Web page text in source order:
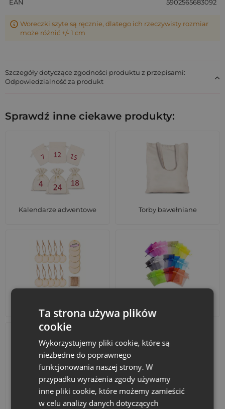
EAN
5902565683092
Woreczki szyte są ręcznie, dlatego ich rzeczywisty rozmiar
może różnić +/- 1 cm
Szczegóły dotyczące zgodności produktu z przepisami:
Odpowiedzialność za produkt
Sprawdź inne ciekawe produkty:
Kalendarze adwentowe Torby bawełniane
Dodaj nadruk
Ta strona używa plików
cookie
Wykorzystujemy pliki cookie, które są
niezbędne do poprawnego
funkcjonowania naszej strony. W
przypadku wyrażenia zgody używamy
inne pliki cookie, które możemy zamieścić
w celu analizy danych dotyczących